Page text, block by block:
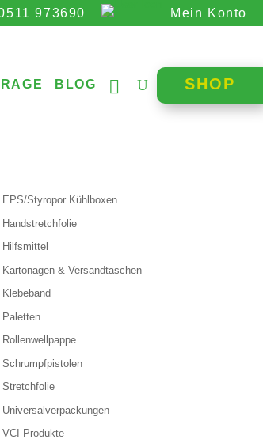
Mein Konto
973690
BLOG SHOP
EPS/Styropor Kühlboxen
Handstretchfolie
Hilfsmittel
Kartonagen & Versandtaschen
Klebeband
Paletten
Rollenwellpappe
Schrumpfpistolen
Stretchfolie
Universalverpackungen
VCI Produkte